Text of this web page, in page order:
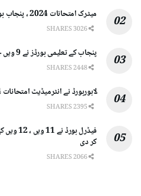
میٹرک امتحانات 2024 ، پنجاب بورڈزکے نتائج کا اعلان، رزلٹ گزٹ
پنجاب کے تعلیمی بورڈز نے 9 ویں جماعت کے نتائج کا اعلان کردیا
لاہوربورڈ نے انٹرمیڈیٹ امتحانات 2024 کی رول نمبر سلپس جاری کر دیں
کر دی